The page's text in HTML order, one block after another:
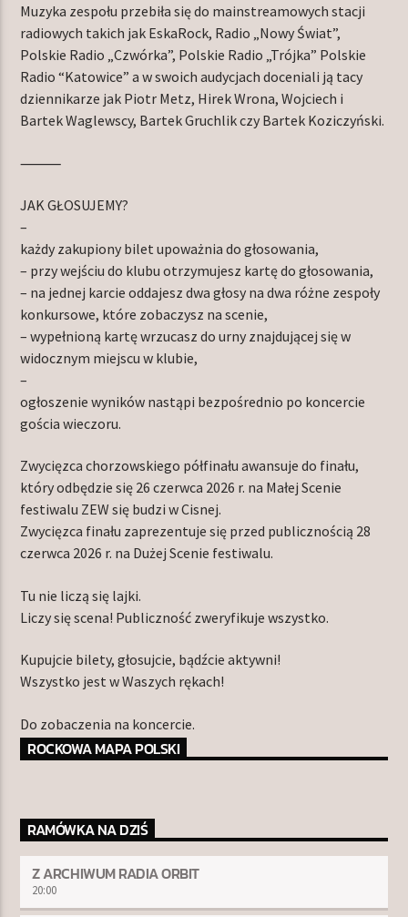
Muzyka zespołu przebiła się do mainstreamowych stacji
radiowych takich jak EskaRock, Radio „Nowy Świat”,
Polskie Radio „Czwórka”, Polskie Radio „Trójka” Polskie
Radio “Katowice” a w swoich audycjach doceniali ją tacy
dziennikarze jak Piotr Metz, Hirek Wrona, Wojciech i
Bartek Waglewscy, Bartek Gruchlik czy Bartek Koziczyński.
⸻
JAK GŁOSUJEMY?
–
każdy zakupiony bilet upoważnia do głosowania,
– przy wejściu do klubu otrzymujesz kartę do głosowania,
– na jednej karcie oddajesz dwa głosy na dwa różne zespoły
konkursowe, które zobaczysz na scenie,
– wypełnioną kartę wrzucasz do urny znajdującej się w
widocznym miejscu w klubie,
–
ogłoszenie wyników nastąpi bezpośrednio po koncercie
gościa wieczoru.
Zwycięzca chorzowskiego półfinału awansuje do finału,
który odbędzie się 26 czerwca 2026 r. na Małej Scenie
festiwalu ZEW się budzi w Cisnej.
Zwycięzca finału zaprezentuje się przed publicznością 28
czerwca 2026 r. na Dużej Scenie festiwalu.
Tu nie liczą się lajki.
Liczy się scena! Publiczność zweryfikuje wszystko.
Kupujcie bilety, głosujcie, bądźcie aktywni!
Wszystko jest w Waszych rękach!
Do zobaczenia na koncercie.
ROCKOWA MAPA POLSKI
RAMÓWKA NA DZIŚ
Z ARCHIWUM RADIA ORBIT
20:00